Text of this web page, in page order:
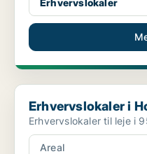
Erhvervslokaler
Erhvervslokaler i Hobro
Erhvervslokaler i
Erhvervslokaler til leje i
Areal